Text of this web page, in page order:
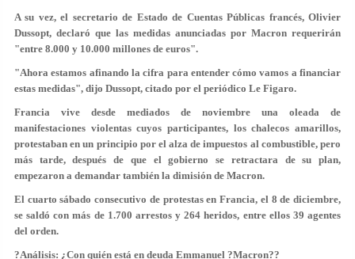
A su vez, el secretario de Estado de Cuentas Públicas francés, Olivier
Dussopt, declaró que las medidas anunciadas por Macron requerirán
"entre 8.000 y 10.000 millones de euros".
"Ahora estamos afinando la cifra para entender cómo vamos a financiar
estas medidas", dijo Dussopt, citado por el periódico Le Figaro.
Francia vive desde mediados de noviembre una oleada de
manifestaciones violentas cuyos participantes, los chalecos amarillos,
protestaban en un principio por el alza de impuestos al combustible, pero
más tarde, después de que el gobierno se retractara de su plan,
empezaron a demandar también la dimisión de Macron.
El cuarto sábado consecutivo de protestas en Francia, el 8 de diciembre,
se saldó con más de 1.700 arrestos y 264 heridos, entre ellos 39 agentes
del orden.
?Análisis: ¿Con quién está en deuda Emmanuel ?Macron??